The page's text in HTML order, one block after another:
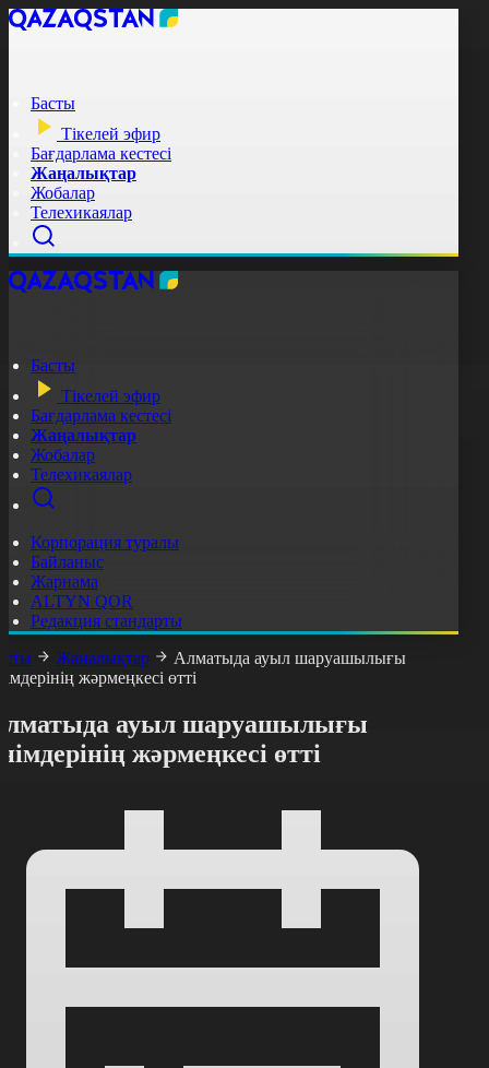
Басты
Тікелей эфир
Бағдарлама кестесі
Жаңалықтар
Жобалар
Телехикаялар
Басты
Тікелей эфир
Бағдарлама кестесі
Жаңалықтар
Жобалар
Телехикаялар
Корпорация туралы
Байланыс
Жарнама
ALTYN QOR
Редакция стандарты
Жаңалықтар
Алматыда ауыл шаруашылығы
жәрмеңкесі өтті
ауыл шаруашылығы
жәрмеңкесі өтті